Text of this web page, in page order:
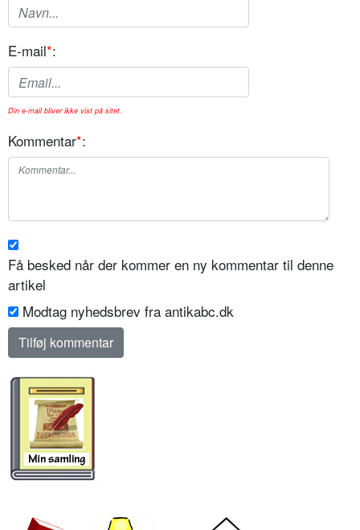
E-mail*:
Din e-mail bliver ikke vist på sitet.
Kommentar*:
Få besked når der kommer en ny kommentar til denne
artikel
Modtag nyhedsbrev fra antikabc.dk